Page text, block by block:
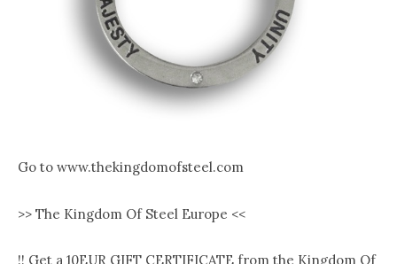
Go to www.thekingdomofsteel.com
>> The Kingdom Of Steel Europe <<
!! Get a 10EUR GIFT CERTIFICATE from the Kingdom Of